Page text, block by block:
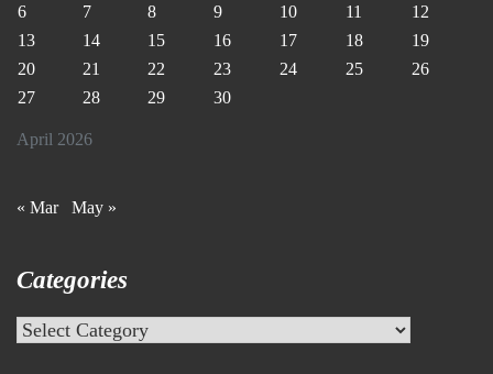
April 2026
6
7 8 9 10 11
12
13
14 15 16 17 18
19
20
21 22 23 24 25
26
27
28 29 30
« Mar May »
Categories
Categories